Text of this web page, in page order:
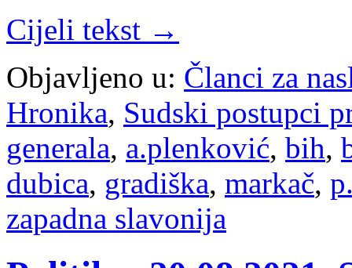
Cijeli tekst →
Objavljeno u: Članci za
Hronika, Sudski postupci
generala, a.plenković, bih,
dubica, gradiška, markač,
zapadna slavonija